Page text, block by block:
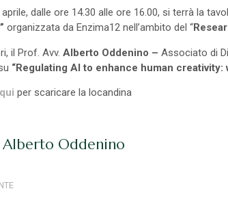
dalle ore 14.30 alle ore 16.00, si terrà la
organizzata da Enzima12 nell’ambito del “
il Prof. Avv. Alberto Oddenino – Associato di
“Regulating AI to enhance human creativity:
per scaricare la locandina
Oddenino